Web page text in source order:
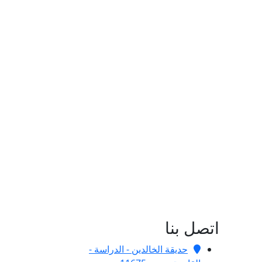
اتصل بنا
حديقة الخالدين - الدراسة -